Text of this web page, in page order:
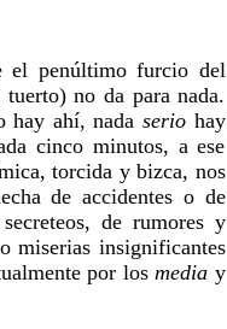
el penúltimo furcio del
no da para nada.
hay ahí, nada seriohay
cinco minutos, a ese
torcida y bizca, nos
de accidentes o de
de rumores y
miserias insignificantes
por losmedia y